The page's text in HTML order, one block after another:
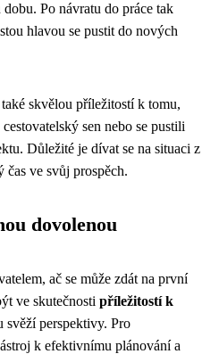
Po návratu do práce tak
hlavou se pustit do nových
skvělou příležitostí k tomu,
sen nebo se pustili
Důležité je dívat se na situaci z
ve svůj prospěch.
dovolenou
ač se může zdát na první
ve skutečnosti příležitostí k
svěží perspektivy. Pro
k efektivnímu plánování a